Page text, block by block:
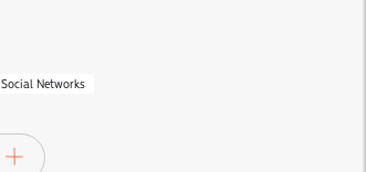
Social Networks